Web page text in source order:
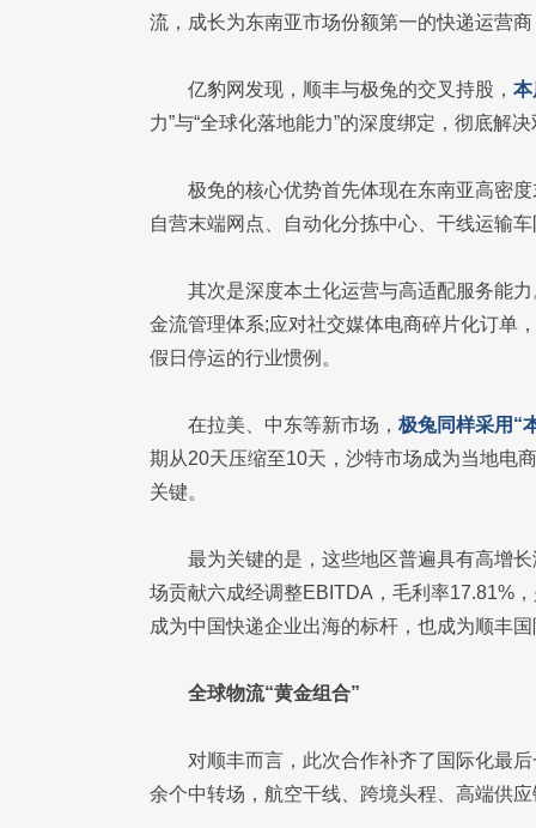
流，成长为东南亚市场份额第一的快递运营
亿豹网发现，顺丰与极兔的交叉持股， 本
力”与“全球化落地能力”的深度绑定，彻底解
极免的核心优势首先体现在东南亚高密
自营末端网点、自动化分拣中心、干线运输
其次是深度本土化运营与高适配服务能
金流管理体系;应对社交媒体电商碎片化订单
假日停运的行业惯例。
在拉美、中东等新市场， 极兔同样采用“
期从20天压缩至10天，沙特市场成为当地电
关键。
最为关键的是，这些地区普遍具有高增
场贡献六成经调整EBITDA，毛利率17.81%
成为中国快递企业出海的标杆，也成为顺丰
全球物流“黄金组合”
对顺丰而言，此次合作补齐了国际化最
余个中转场，航空干线、跨境头程、高端供